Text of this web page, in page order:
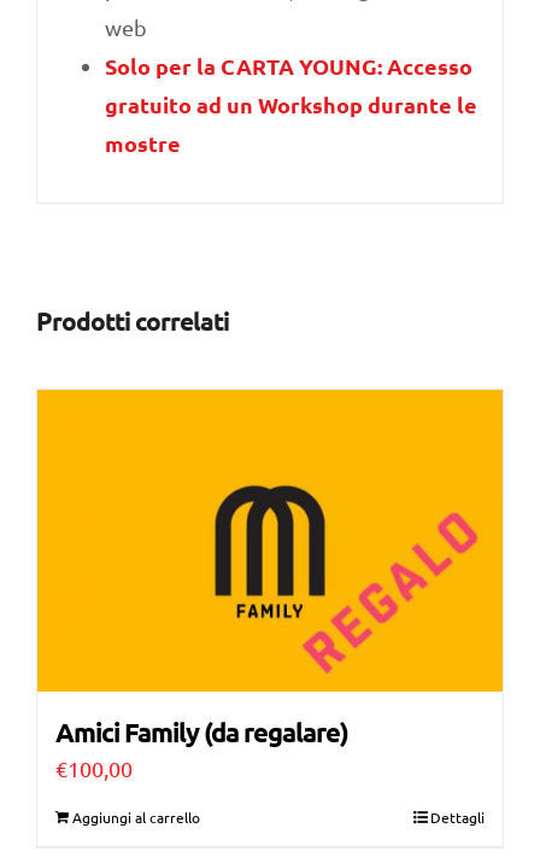
web
Solo per la CARTA YOUNG: Accesso
gratuito ad un Workshop durante le
mostre
Prodotti correlati
Amici Family (da regalare)
€100,00
Aggiungi al carrello Dettagli